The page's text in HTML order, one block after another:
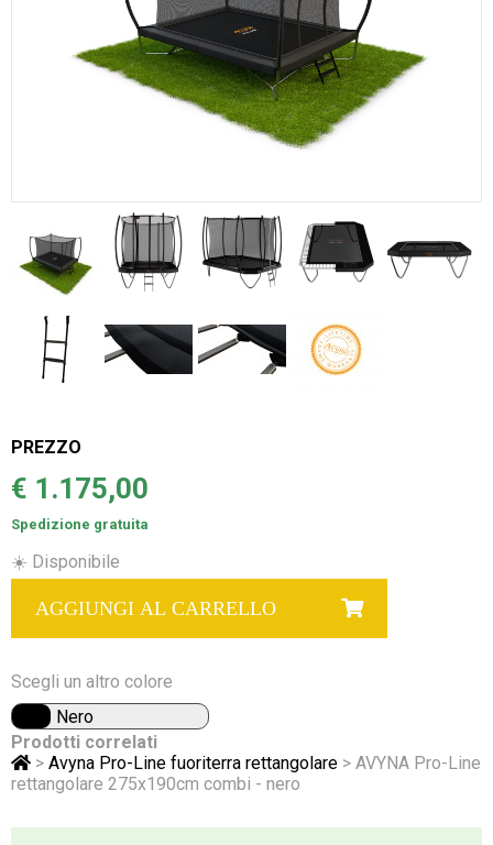
PREZZO
€ 1.175,00
Spedizione gratuita
☀️ Disponibile
AGGIUNGI AL CARRELLO
Scegli un altro colore
Nero
Prodotti correlati
> Avyna Pro-Line fuoriterra rettangolare > AVYNA Pro-Line
rettangolare 275x190cm combi - nero